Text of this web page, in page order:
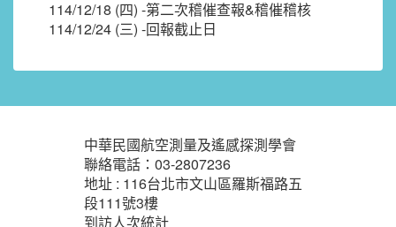
114/12/18 (四) -第二次稽催查報&稽催稽核
114/12/24 (三) -回報截止日
:::
中華民國航空測量及遙感探測學會
聯絡電話：03-2807236
地址 : 116台北市文山區羅斯福路五
段111號3樓
到訪人次統計